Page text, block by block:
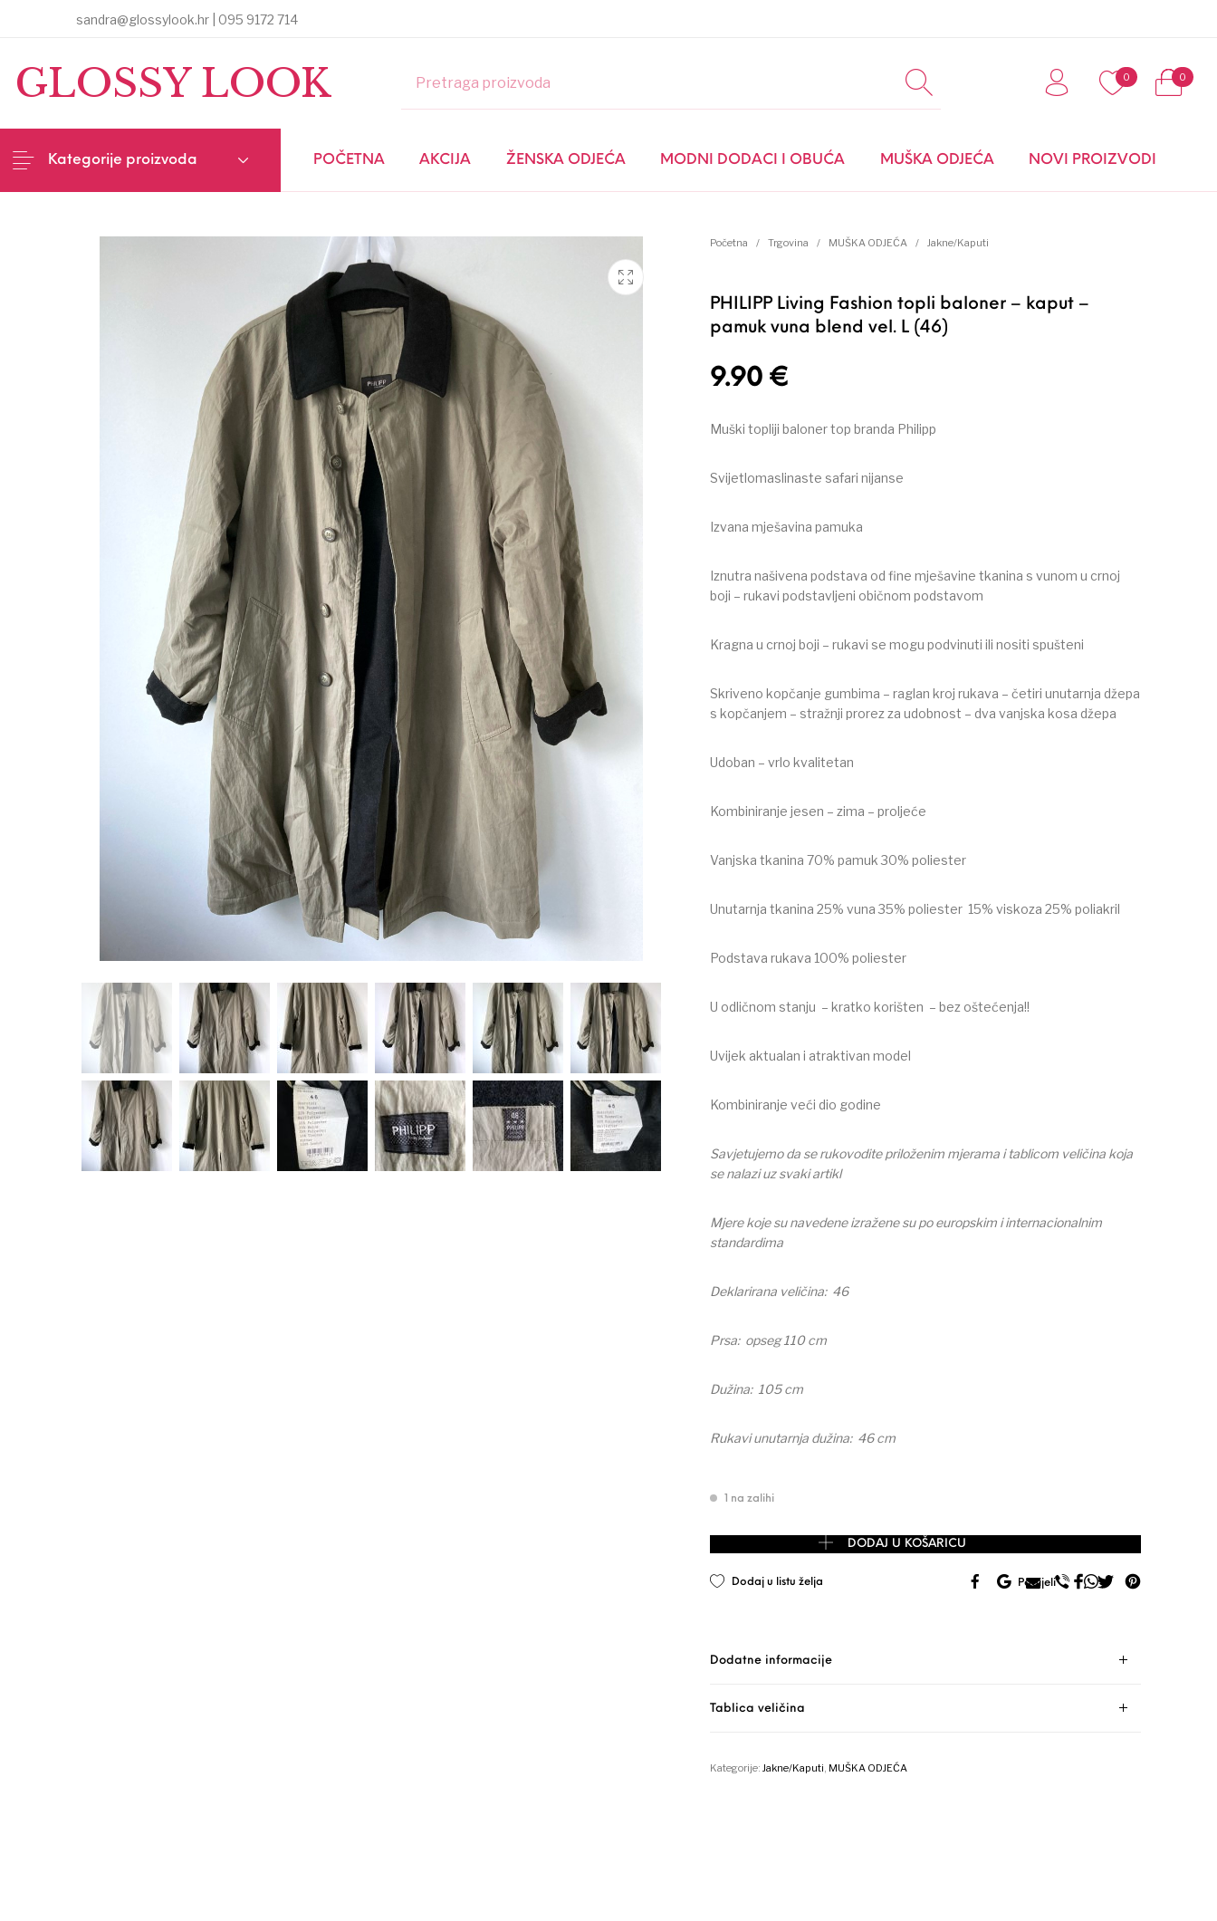
sandra@glossylook.hr | 095 9172 714
GLOSSY LOOK 0 0
POČETNA AKCIJA ŽENSKA ODJEĆA MODNI DODACI I OBUĆA MUŠKA ODJEĆA NOVI PROIZVODI
Kategorije proizvoda
NOVI PROIZVODI AKCIJA MUŠKA ODJEĆA
MODNI DODACI I
Početna / Trgovina / MUŠKA ODJEĆA / Jakne/Kaputi
PHILIPP Living Fashion topli baloner – kaput –
pamuk vuna blend vel. L (46)
9.90 €
Muški topliji baloner top branda Philipp
Svijetlomaslinaste safari nijanse
Izvana mješavina pamuka
Iznutra našivena podstava od fine mješavine tkanina s vunom u crnoj
boji – rukavi podstavljeni običnom podstavom
Kragna u crnoj boji – rukavi se mogu podvinuti ili nositi spušteni
Skriveno kopčanje gumbima – raglan kroj rukava – četiri unutarnja džepa
s kopčanjem – stražnji prorez za udobnost – dva vanjska kosa džepa
Udoban – vrlo kvalitetan
Kombiniranje jesen – zima – proljeće
Vanjska tkanina 70% pamuk 30% poliester
Unutarnja tkanina 25% vuna 35% poliester 15% viskoza 25% poliakril
Podstava rukava 100% poliester
U odličnom stanju – kratko korišten – bez oštećenja!!
Uvijek aktualan i atraktivan model
Kombiniranje veći dio godine
Savjetujemo da se rukovodite priloženim mjerama i tablicom veličina koja
se nalazi uz svaki artikl
Mjere koje su navedene izražene su po europskim i internacionalnim
standardima
Deklarirana veličina: 46
Prsa: opseg 110 cm
Dužina: 105 cm
Rukavi unutarnja dužina: 46 cm
1 na zalihi
PHILIPP Living Fashion topli baloner - kaput - pamuk vuna blend vel. L (46) količina
DODAJ U KOŠARICU
Podijeli
Dodaj u listu želja
Dodatne informacije
Tablica veličina
Kategorije: Jakne/Kaputi MUŠKA ODJEĆA